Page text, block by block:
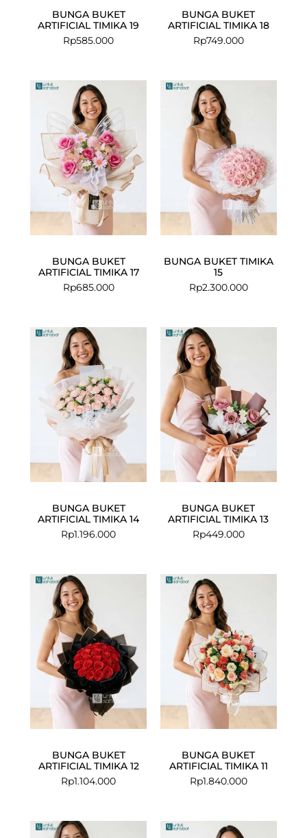
BUNGA BUKET
ARTIFICIAL TIMIKA 19
Rp585.000
BUNGA BUKET
ARTIFICIAL TIMIKA 18
Rp749.000
BUNGA BUKET
ARTIFICIAL TIMIKA 17
Rp685.000
BUNGA BUKET TIMIKA
15
Rp2.300.000
BUNGA BUKET
ARTIFICIAL TIMIKA 14
Rp1.196.000
BUNGA BUKET
ARTIFICIAL TIMIKA 13
Rp449.000
BUNGA BUKET
ARTIFICIAL TIMIKA 12
Rp1.104.000
BUNGA BUKET
ARTIFICIAL TIMIKA 11
Rp1.840.000